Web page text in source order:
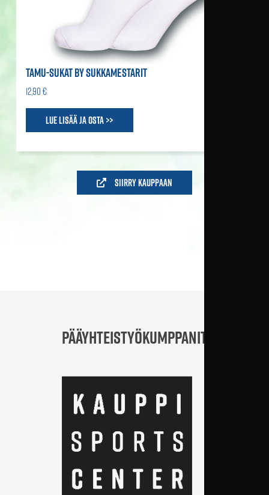
TAMU-SUKAT BY SUKKAMESTARIT
12,90 €
Lue lisää ja osta >>
Siirry kauppaan
PÄÄYHTEISTYÖKUMPPANIT